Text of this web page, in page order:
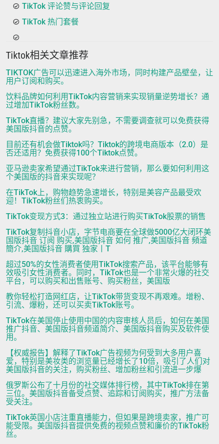
TikTok 评论赞与评论回复
TikTok 热门套餐
Tiktok相关文章推荐
TIKTOK广告可以迅速进入海外市场，同时构建产品壁垒，让
用户订阅和购买。
饮料品牌如何利用TikTok内容营销来实现销量逆势增长？通
过增加TikTok粉丝数。
TikTok直播？建议大家先别急，不需要调查就可以免费获得
美国版抖音的点赞。
目前还有机会做Tiktok吗？Tiktok的跨境电商版本（2.0）是
否还适用？免费获得100个Tiktok点赞。
亚马逊卖家希望通过TikTok来进行营销，那么要如何利用这
个美国版的抖音来实现呢？
在TikTok上，购物趋势急速增长，特别是美容产品最受欢
迎！TikTok粉丝们热衷购买。
TikTok变现方式3：通过独立站进行购买TikTok股票的销售
TikTok复制抖音小店，字节电商要在全球做5000亿大闭环美
国版抖音 订阅 购买,美国版抖音 如何 推广,美国版抖音 頻道
簡介,美国版抖音 購買 独家丨T
超过50%的女性消费者使用TikTok搜索产品，该平台能够有
效吸引女性消费者。同时，TikTok也是一个非常火爆的社交
平台，可以购买和出售账号、购买粉丝，美国版
教你轻松打造网红店，让TikTok带货变现不再艰难。增粉、
引流、爆粉，还可以买卖TikTok账号。
TikTok在美国停止使用中国的内容审核人员后，如何在美国
推广抖音、美国版抖音频道简介、美国版抖音购买及软件使
用。
【权威报告】解释了TikTok广告视频为何受到大多用户喜
爱，特别是美妆类的浏览量已经增长了10倍，吸引了人们对
美国版抖音的关注，购买粉丝、增加粉丝和引流进一步爆
俄罗斯公布了十月份的社交媒体排行榜，其中TikTok排在第
三位。美国版抖音备受点赞、追踪和订阅购买，推广方法备
受关注。
TikTok英国小店注重直播能力，但如果是跨境卖家，推广可
能受限。美国版抖音提供免费的视频点赞和廉价的TikTok粉
丝。